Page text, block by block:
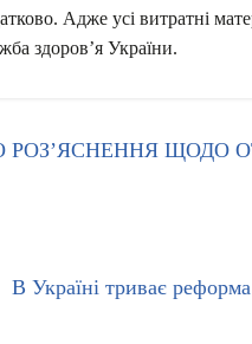
Адже усі витратні
здоров’я України.
РОЗ’ЯСНЕННЯ
В Україні триває